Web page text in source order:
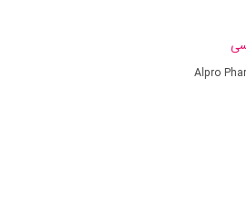
Alpro